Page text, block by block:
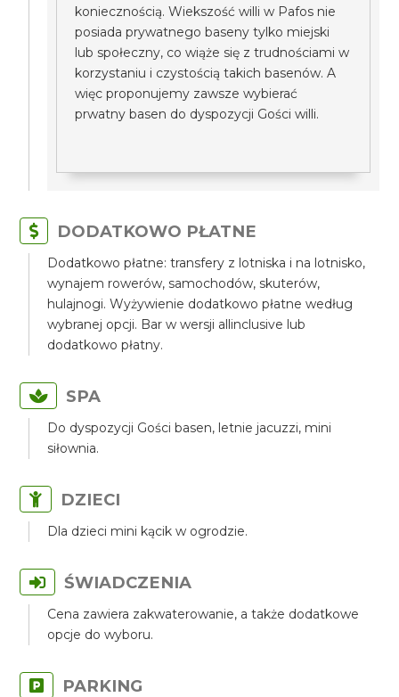
koniecznością. Wiekszość willi w Pafos nie
posiada prywatnego baseny tylko miejski
lub społeczny, co wiąże się z trudnościami w
korzystaniu i czystością takich basenów. A
więc proponujemy zawsze wybierać
prwatny basen do dyspozycji Gości willi.
DODATKOWO PŁATNE
Dodatkowo płatne: transfery z lotniska i na lotnisko,
wynajem rowerów, samochodów, skuterów,
hulajnogi. Wyżywienie dodatkowo płatne według
wybranej opcji. Bar w wersji allinclusive lub
dodatkowo płatny.
SPA
Do dyspozycji Gości basen, letnie jacuzzi, mini
siłownia.
DZIECI
Dla dzieci mini kącik w ogrodzie.
ŚWIADCZENIA
Cena zawiera zakwaterowanie, a także dodatkowe
opcje do wyboru.
PARKING